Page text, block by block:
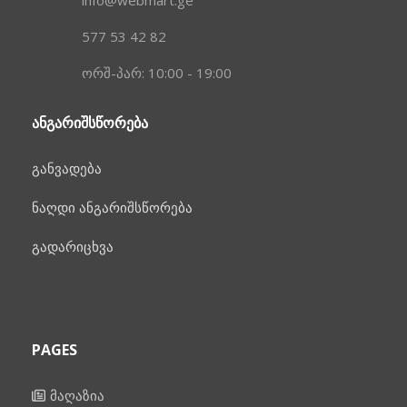
577 53 42 82
ორშ-პარ: 10:00 - 19:00
ᲐᲜᲒᲐᲠᲘᲨᲡᲬᲝᲠᲔᲑᲐ
განვადება
ნაღდი ანგარიშსწორება
გადარიცხვა
PAGES
მაღაზია